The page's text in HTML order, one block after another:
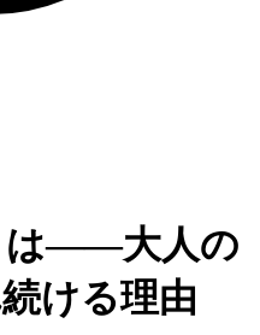
は——大人の
ける理由